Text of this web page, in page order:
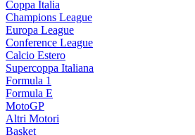
Coppa Italia
Champions League
Europa League
Conference League
Calcio Estero
Supercoppa Italiana
Formula 1
Formula E
MotoGP
Altri Motori
Basket